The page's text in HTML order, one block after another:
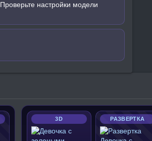
настройки модели
3D РАЗВЕРТКА